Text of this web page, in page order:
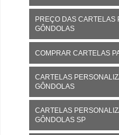
PREÇO DAS CARTELAS
GÔNDOLAS
COMPRAR CARTELAS
CARTELAS
GÔNDOLAS
CARTELAS
GÔNDOLAS SP